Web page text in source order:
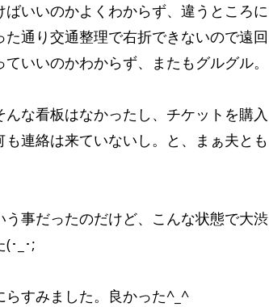
いいのかよくわからず、違うところに
通り交通整理で右折できないので遠回
いいのかわからず、またもグルグル。
な看板はなかったし、チケットを購入
連絡は来ていないし。と、まぁ夫とも
事だったのだけど、こんな状態で大渋
･_･;
すみました。良かった^_^